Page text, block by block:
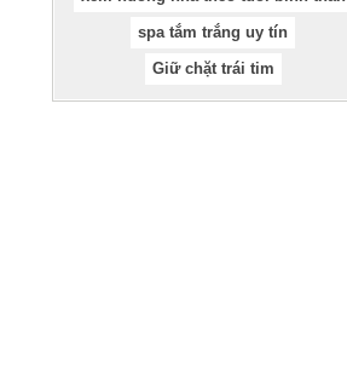
spa tắm trắng uy tín
Giữ chặt trái tim